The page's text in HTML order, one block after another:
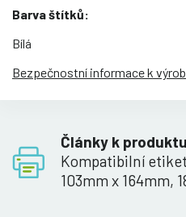
Barva štítků:
Bílá
Bezpečnostní informace k
Články k produktu
Kompatibilní
103mm x 164mm,